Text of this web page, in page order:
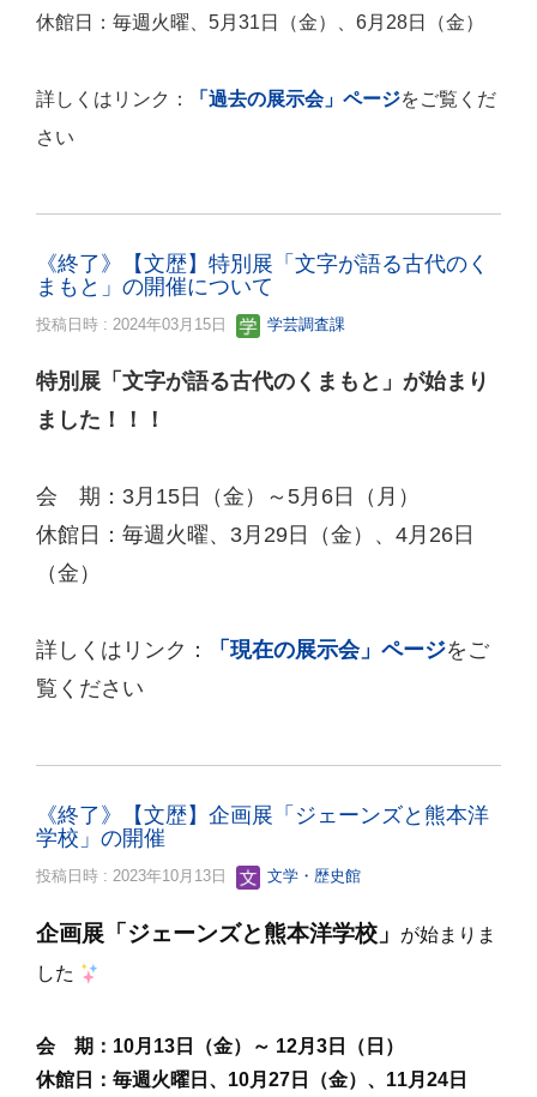
休館日：毎週火曜、5月31日（金）、6月28日（金）
詳しくはリンク： 「過去の展示会」ページをご覧くだ
さい
《終了》【文歴】特別展「文字が語る古代のく
まもと」の開催について
投稿日時 : 2024年03月15日 学芸調査課
特別展「文字が語る古代のくまもと」が始まり
ました！！！
会 期：3月15日（金）～5月6日（月）
休館日：毎週火曜、3月29日（金）、4月26日
（金）
詳しくはリンク： 「現在の展示会」ページをご
覧ください
《終了》【文歴】企画展「ジェーンズと熊本洋
学校」の開催
投稿日時 : 2023年10月13日 文学・歴史館
企画展「ジェーンズと熊本洋学校 」
が始まりま
した
会 期：10月13日（金）～ 12月3日（日）
休館日：毎週火曜日、10月27日（金）、11月24日